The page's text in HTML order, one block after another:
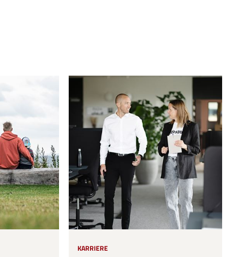
KARRIERE